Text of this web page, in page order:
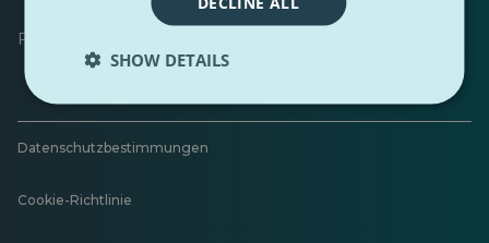
Feedback hinterlassen
Datenschutzbestimmungen
Cookie-Richtlinie
SHOW DETAILS